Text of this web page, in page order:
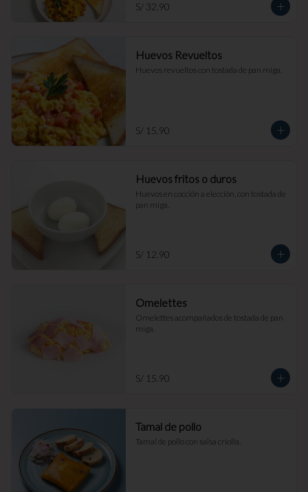
S/ 32.90
Huevos Revueltos
Huevos revueltos con tostada de pan miga.
S/ 15.90
Huevos fritos o duros
Huevos en cocción a elección, con tostada de
pan miga.
S/ 12.90
Omelettes
Omelettes acompañados de tostada de pan
miga.
S/ 15.90
Tamal de pollo
Tamal de pollo con salsa criolla.